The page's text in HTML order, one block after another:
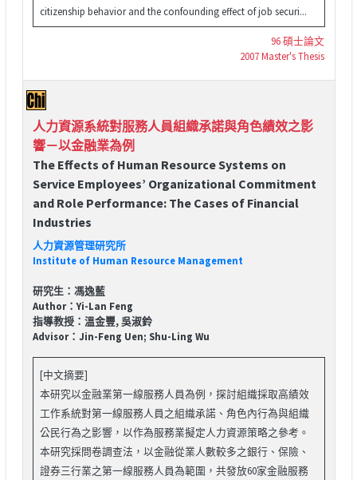
citizenship behavior and the confounding effect of job securi...
96 碩士論文
2007 Master's Thesis
人力資源系統對服務人員組織承諾與角色績效之影
響－以金融業為例
The Effects of Human Resource Systems on
Service Employees’ Organizational Commitment
and Role Performance: The Cases of Financial
Industries
人力資源管理研究所
Institute of Human Resource Management
研究生：馮逸藍
Author：Yi-Lan Feng
指導教授：溫金豐, 吳淑鈴
Advisor：Jin-Feng Uen; Shu-Ling Wu
[中文摘要]
本研究以金融業第一線服務人員為例，探討組織採取高績效
工作系統對第一線服務人員之組織承諾、角色內行為與組織
公民行為之影響，以作為服務業擬定人力資源策略之參考。
本研究採問卷調查法，以金融從業人數較多之銀行、保險、
證券三行業之第一線服務人員為範圍，共發放60家金融服務